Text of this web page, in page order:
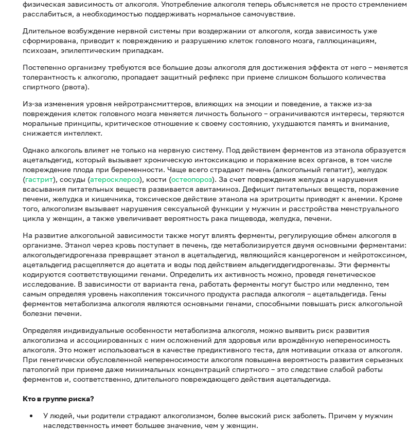
физическая зависимость от алкоголя. Употребление алкоголя теперь объясняется не просто стремлением
расслабиться, а необходимостью поддерживать нормальное самочувствие.
Длительное возбуждение нервной системы при воздержании от алкоголя, когда зависимость уже
сформирована, приводит к повреждению и разрушению клеток головного мозга, галлюцинациям,
психозам, эпилептическим припадкам.
Постепенно организму требуются все большие дозы алкоголя для достижения эффекта от него – меняется
толерантность к алкоголю, пропадает защитный рефлекс при приеме слишком большого количества
спиртного (рвота).
Из-за изменения уровня нейротрансмиттеров, влияющих на эмоции и поведение, а также из-за
повреждения клеток головного мозга меняется личность больного – ограничиваются интересы, теряются
моральные принципы, критическое отношение к своему состоянию, ухудшаются память и внимание,
снижается интеллект.
Однако алкоголь влияет не только на нервную систему. Под действием ферментов из этанола образуется
ацетальдегид, который вызывает хроническую интоксикацию и поражение всех органов, в том числе
повреждение плода при беременности. Чаще всего страдают печень (алкогольный гепатит), желудок
(гастрит), сосуды (атеросклероз), кости (остеопороз). За счет повреждения желудка и нарушения
всасывания питательных веществ развивается авитаминоз. Дефицит питательных веществ, поражение
печени, желудка и кишечника, токсическое действие этанола на эритроциты приводят к анемии. Кроме
того, алкоголизм вызывает нарушения сексуальной функции у мужчин и расстройства менструального
цикла у женщин, а также увеличивает вероятность рака пищевода, желудка, печени.
На развитие алкогольной зависимости также могут влиять ферменты, регулирующие обмен алкоголя в
организме. Этанол через кровь поступает в печень, где метаболизируется двумя основными ферментами:
алкогольдегидрогеназа превращает этанол в ацетальдегид, являющийся канцерогеном и нейротоксином,
ацетальдегид расщепляется до ацетата и воды под действием альдегиддегидрогеназы. Эти ферменты
кодируются соответствующими генами. Определить их активность можно, проведя генетическое
исследование. В зависимости от варианта гена, работать ферменты могут быстро или медленно, тем
самым определяя уровень накопления токсичного продукта распада алкоголя – ацетальдегида. Гены
ферментов метаболизма алкоголя являются основными генами, способными повышать риск алкогольной
болезни печени.
Определяя индивидуальные особенности метаболизма алкоголя, можно выявить риск развития
алкоголизма и ассоциированных с ним осложнений для здоровья или врождённую непереносимость
алкоголя. Это может использоваться в качестве предиктивного теста, для мотивации отказа от алкоголя.
При генетически обусловленной непереносимости алкоголя повышена вероятность развития серьезных
патологий при приеме даже минимальных концентраций спиртного – это следствие слабой работы
ферментов и, соответственно, длительного повреждающего действия ацетальдегида.
Кто в группе риска?
У людей, чьи родители страдают алкоголизмом, более высокий риск заболеть. Причем у мужчин
наследственность имеет большее значение, чем у женщин.